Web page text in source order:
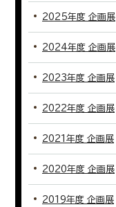
2025年度 企画展
2024年度 企画展
2023年度 企画展
2022年度 企画展
2021年度 企画展
2020年度 企画展
2019年度 企画展